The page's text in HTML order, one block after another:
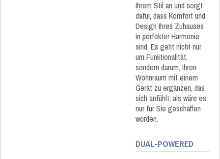
Ihrem Stil an und sorgt
dafür, dass Komfort und
Design Ihres Zuhauses
in perfekter Harmonie
sind. Es geht nicht nur
um Funktionalität,
sondern darum, Ihren
Wohnraum mit einem
Gerät zu ergänzen, das
sich anfühlt, als wäre es
nur für Sie geschaffen
worden.
DUAL-POWERED